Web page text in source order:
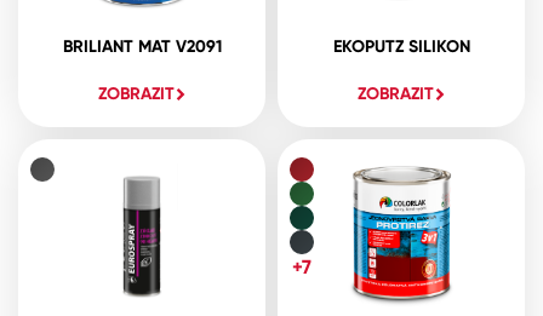
BRILIANT MAT V2091
ZOBRAZIT
EKOPUTZ SILIKON
ZOBRAZIT
+7